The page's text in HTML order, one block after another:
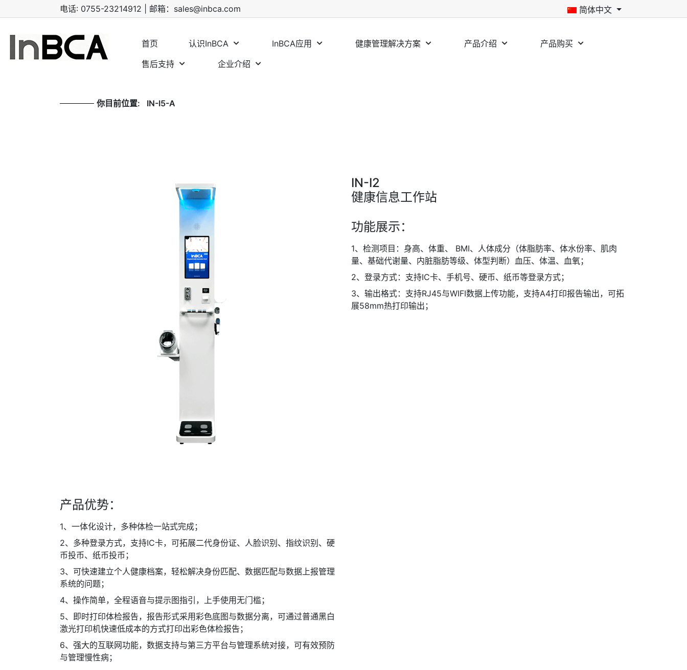
电话: 0755-23214912 | 邮箱： sales@inbca.com 简体中文
首页 认识InBCA InBCA应用 健康管理解决方案 产品介绍
产品购买
售后支持
企业介绍
你目前位置: IN-I5-A
IN-I2
健康信息工作站
功能展示：
1、检测项目：身高、体重、 BMI、人体成分（体脂肪率、体水份率、肌肉
量、基础代谢量、内脏脂肪等级、体型判断）血压、体温、血氧；
2、登录方式：支持IC卡、手机号、硬币、纸币等登录方式；
3、输出格式：支持RJ45与WIFI数据上传功能，支持A4打印报告输出，可拓
展58mm热打印输出；
产品优势：
1、一体化设计，多种体检一站式完成；
2、多种登录方式，支持IC卡，可拓展二代身份证、人脸识别、指纹识别、硬
币投币、纸币投币；
3、可快速建立个人健康档案，轻松解决身份匹配、数据匹配与数据上报管理
系统的问题；
4、操作简单，全程语音与提示图指引，上手使用无门槛；
5、即时打印体检报告，报告形式采用彩色底图与数据分离，可通过普通黑白
激光打印机快速低成本的方式打印出彩色体检报告；
6、强大的互联网功能，数据支持与第三方平台与管理系统对接，可有效预防
与管理慢性病；